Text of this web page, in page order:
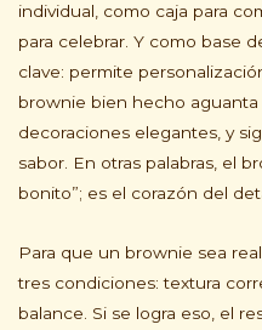
individual, como caja para
para celebrar. Y como base
clave: permite
brownie bien hecho aguanta
decoraciones elegantes, y
sabor. En otras palabras, el
bonito”; es el corazón del
Para que un brownie sea
tres condiciones: textura
balance. Si se logra eso, el